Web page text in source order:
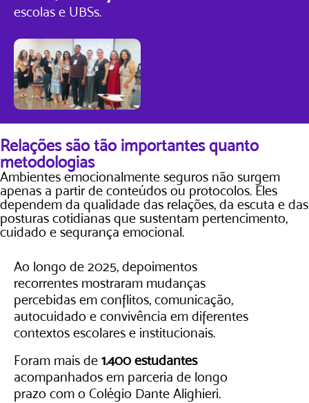
escolas e UBSs.
Relações são tão importantes quanto
metodologias
Ambientes emocionalmente seguros não surgem
apenas a partir de conteúdos ou protocolos. Eles
dependem da qualidade das relações, da escuta e das
posturas cotidianas que sustentam pertencimento,
cuidado e segurança emocional.​
Ao longo de 2025, depoimentos
recorrentes mostraram mudanças
percebidas em conflitos, comunicação,
autocuidado e convivência em diferentes
contextos escolares e institucionais.
Foram mais de 1.400 estudantes
acompanhados em parceria de longo
prazo com o Colégio Dante Alighieri.